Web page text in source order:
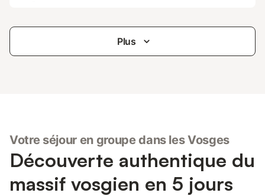
Plus
Votre séjour en groupe dans les Vosges
Découverte authentique du
massif vosgien en 5 jours